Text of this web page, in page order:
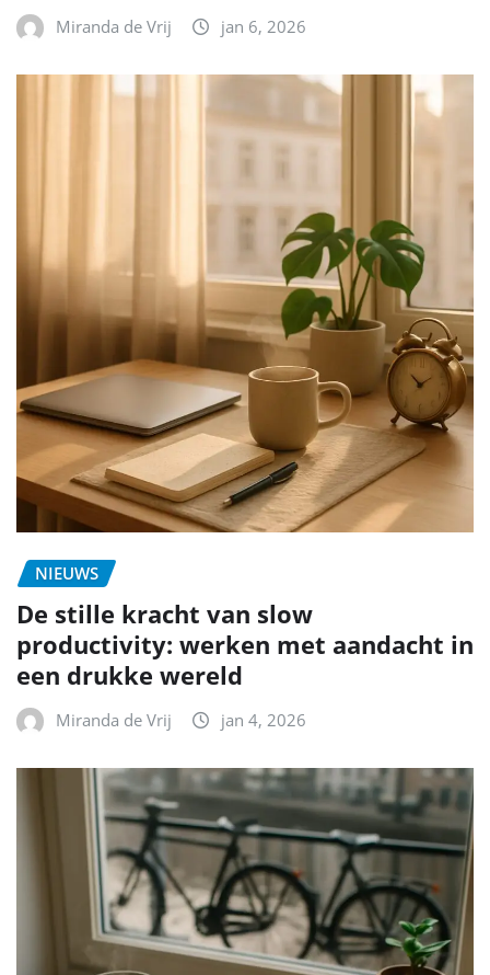
Miranda de Vrij jan 6, 2026
NIEUWS
De stille kracht van slow
productivity: werken met aandacht in
een drukke wereld
Miranda de Vrij jan 4, 2026